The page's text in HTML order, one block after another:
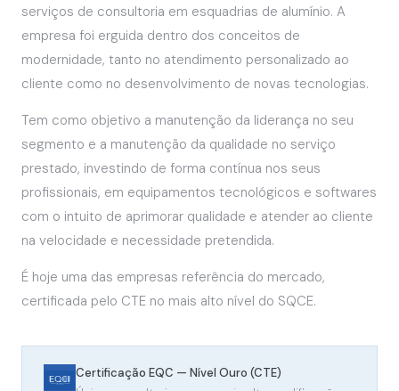
serviços de consultoria em esquadrias de alumínio. A
empresa foi erguida dentro dos conceitos de
modernidade, tanto no atendimento personalizado ao
cliente como no desenvolvimento de novas tecnologias.
Tem como objetivo a manutenção da liderança no seu
segmento e a manutenção da qualidade no serviço
prestado, investindo de forma contínua nos seus
profissionais, em equipamentos tecnológicos e softwares
com o intuito de aprimorar qualidade e atender ao cliente
na velocidade e necessidade pretendida.
É hoje uma das empresas referência do mercado,
certificada pelo CTE no mais alto nível do SQCE.
Certificação EQC — Nível Ouro (CTE)